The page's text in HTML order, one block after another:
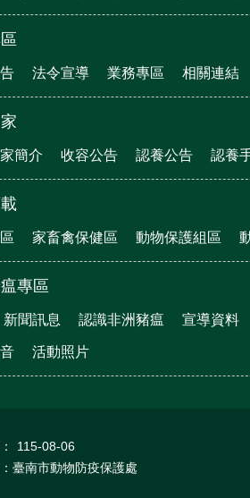
法令宣導 業務專區 相關連結
簡介 收容公告 認養公告 認養
家畜禽保健區 動物保護組區
專區
新聞訊息 認識非洲豬瘟 宣導資料
活動照片
115-08-06
臺南市動物防疫保護處